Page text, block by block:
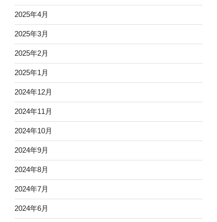
2025年4月
2025年3月
2025年2月
2025年1月
2024年12月
2024年11月
2024年10月
2024年9月
2024年8月
2024年7月
2024年6月